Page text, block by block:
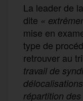
La leader de
dite «
mise en
type de
retrouver au
travail de
répartition